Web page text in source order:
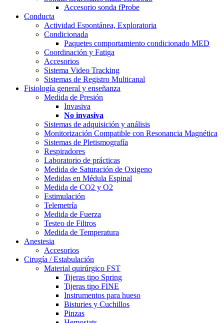
Accesorio sonda fProbe
Conducta
Actividad Espontánea, Exploratoria
Condicionada
Paquetes comportamiento condicionado MED
Coordinación y Fatiga
Accesorios
Sistema Video Tracking
Sistemas de Registro Multicanal
Fisiología general y enseñanza
Medida de Presión
Invasiva
No invasiva
Sistemas de adquisición y análisis
Monitorización Compatible con Resonancia Magnética
Sistemas de Pletismografía
Respiradores
Laboratorio de prácticas
Medida de Saturación de Oxigeno
Medidas en Médula Espinal
Medida de CO2 y O2
Estimulación
Telemetría
Medida de Fuerza
Testeo de Filtros
Medida de Temperatura
Anestesia
Accesorios
Cirugía / Estabulación
Material quirúrgico FST
Tijeras tipo Spring
Tijeras tipo FINE
Instrumentos para hueso
Bisturies y Cuchillos
Pinzas